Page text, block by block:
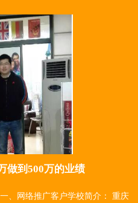
做到500万的业绩
、网络推广客户学校简介： 重庆